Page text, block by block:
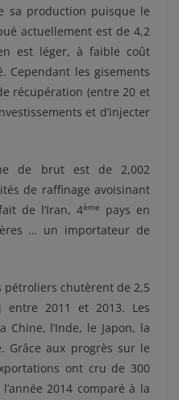
sa production puisque le
actuellement est de 4,2
est léger, à faible coût
Cependant les gisements
récupération (entre 20 et
et d’injecter
de brut est de 2,002
de raffinage avoisinant
de l’Iran, 4ème
pays en
… un importateur de
pétroliers chutèrent de 2,5
2011 et 2013. Les
l’Inde, le Japon, la
Grâce aux progrès sur le
ont cru de 300
2014 comparé à la